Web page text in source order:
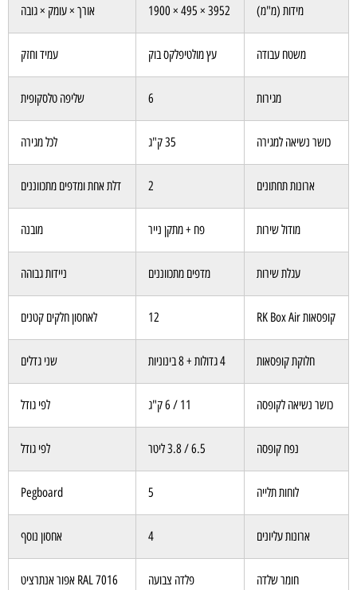
מידות (מ"מ) 3952 × 495 × 1900 אורך × עומק × גובה
משטח עבודה עץ מולטיפלקס בוק עמיד וחזק
מגירות 6 שליפה טלסקופית
כושר נשיאה למגירה 35 ק"ג לכל מגירה
ארונות תחתונים 2 דלת אחת ומדפים מתכווננים
מודול שירות פח + מתקן נייר מובנה
עגלת שירות מדפים מתכווננים ניידות גבוהה
קופסאות RK Box Air 12 לאחסון חלקים קטנים
חלוקת קופסאות 4 גדולות + 8 בינוניות שני גדלים
כושר נשיאה לקופסה 11 / 6 ק"ג לפי גודל
נפח קופסה 6.5 / 3.8 ליטר לפי גודל
לוחות תלייה 5
Pegboard
ארונות עליונים 4 אחסון נוסף
חומר שלדה פלדה צבועה RAL 7016 אפור אנתרציט